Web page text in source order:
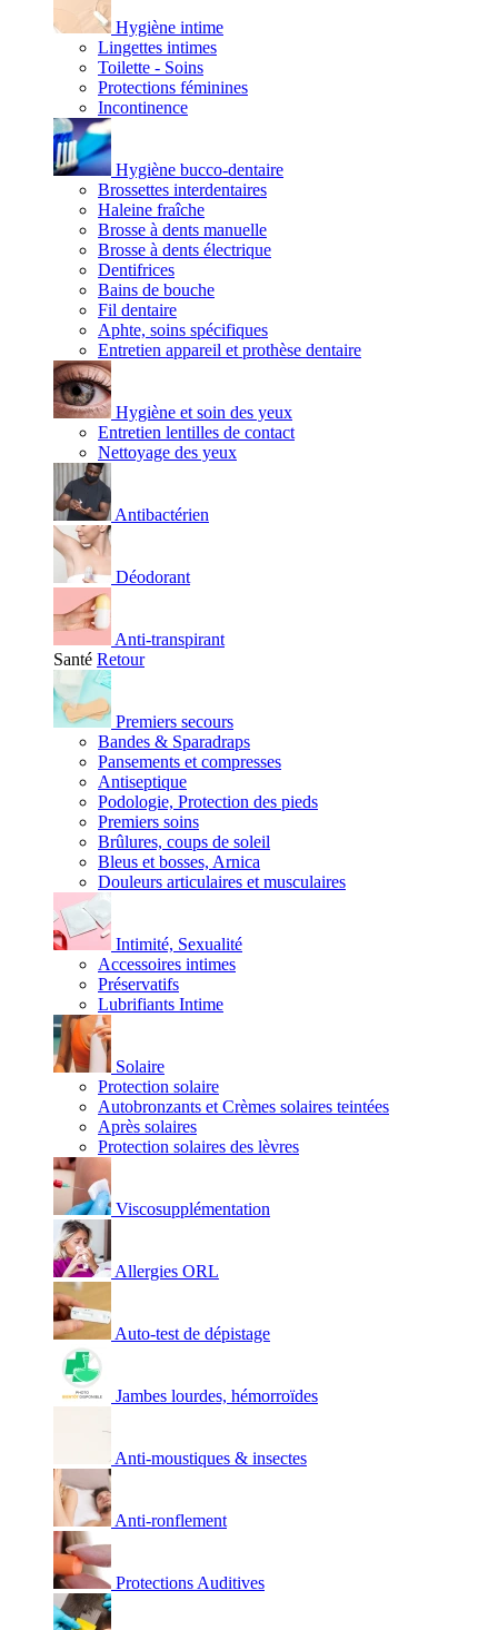
Hygiène intime
Lingettes intimes
Toilette - Soins
Protections féminines
Incontinence
Hygiène bucco-dentaire
Brossettes interdentaires
Haleine fraîche
Brosse à dents manuelle
Brosse à dents électrique
Dentifrices
Bains de bouche
Fil dentaire
Aphte, soins spécifiques
Entretien appareil et prothèse dentaire
Hygiène et soin des yeux
Entretien lentilles de contact
Nettoyage des yeux
Antibactérien
Déodorant
Anti-transpirant
Santé Retour
Premiers secours
Bandes & Sparadraps
Pansements et compresses
Antiseptique
Podologie, Protection des pieds
Premiers soins
Brûlures, coups de soleil
Bleus et bosses, Arnica
Douleurs articulaires et musculaires
Intimité, Sexualité
Accessoires intimes
Préservatifs
Lubrifiants Intime
Solaire
Protection solaire
Autobronzants et Crèmes solaires teintées
Après solaires
Protection solaires des lèvres
Viscosupplémentation
Allergies ORL
Auto-test de dépistage
Jambes lourdes, hémorroïdes
Anti-moustiques & insectes
Anti-ronflement
Protections Auditives